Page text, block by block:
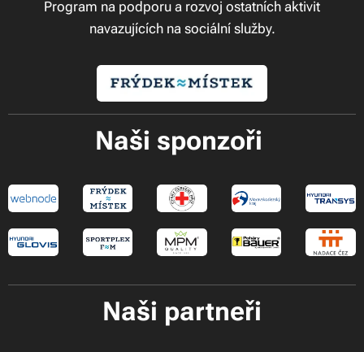
Program na podporu a rozvoj ostatních aktivit
navazujících na sociální služby.
Naši sponzoři
Naši partneři